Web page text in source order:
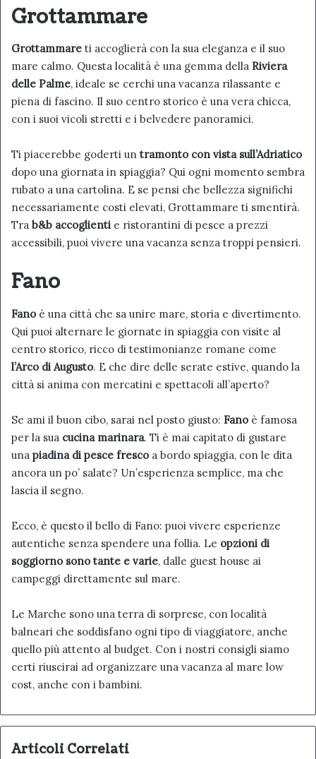
Grottammare
Grottammare ti accoglierà con la sua eleganza e il suo
mare calmo. Questa località è una gemma della Riviera
delle Palme, ideale se cerchi una vacanza rilassante e
piena di fascino. Il suo centro storico è una vera chicca,
con i suoi vicoli stretti e i belvedere panoramici.
Ti piacerebbe goderti un tramonto con vista sull’Adriatico
dopo una giornata in spiaggia? Qui ogni momento sembra
rubato a una cartolina. E se pensi che bellezza significhi
necessariamente costi elevati, Grottammare ti smentirà.
Tra b&b accoglienti e ristorantini di pesce a prezzi
accessibili, puoi vivere una vacanza senza troppi pensieri.
Fano
Fanoè una città che sa unire mare, storia e divertimento.
Qui puoi alternare le giornate in spiaggia con visite al
centro storico, ricco di testimonianze romane come
l’Arco di Augusto. E che dire delle serate estive, quando la
città si anima con mercatini e spettacoli all’aperto?
Se ami il buon cibo, sarai nel posto giusto: Fanoè famosa
per la sua cucina marinara. Ti è mai capitato di gustare
una piadina di pesce frescoa bordo spiaggia, con le dita
ancora un po’ salate? Un’esperienza semplice, ma che
lascia il segno.
Ecco, è questo il bello di Fano: puoi vivere esperienze
autentiche senza spendere una follia. Le opzioni di
soggiorno sono tante e varie, dalle guest house ai
campeggi direttamente sul mare.
Le Marche sono una terra di sorprese, con località
balneari che soddisfano ogni tipo di viaggiatore, anche
quello più attento al budget. Con i nostri consigli siamo
certi riuscirai ad organizzare una vacanza al mare low
cost, anche con i bambini.
Articoli Correlati